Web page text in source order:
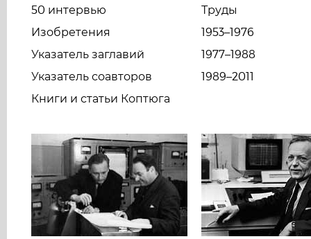
50 интервью
Изобретения
Указатель заглавий
Указатель соавторов
Книги и статьи Коптюга
Труды
1953–1976
1977–1988
1989–2011